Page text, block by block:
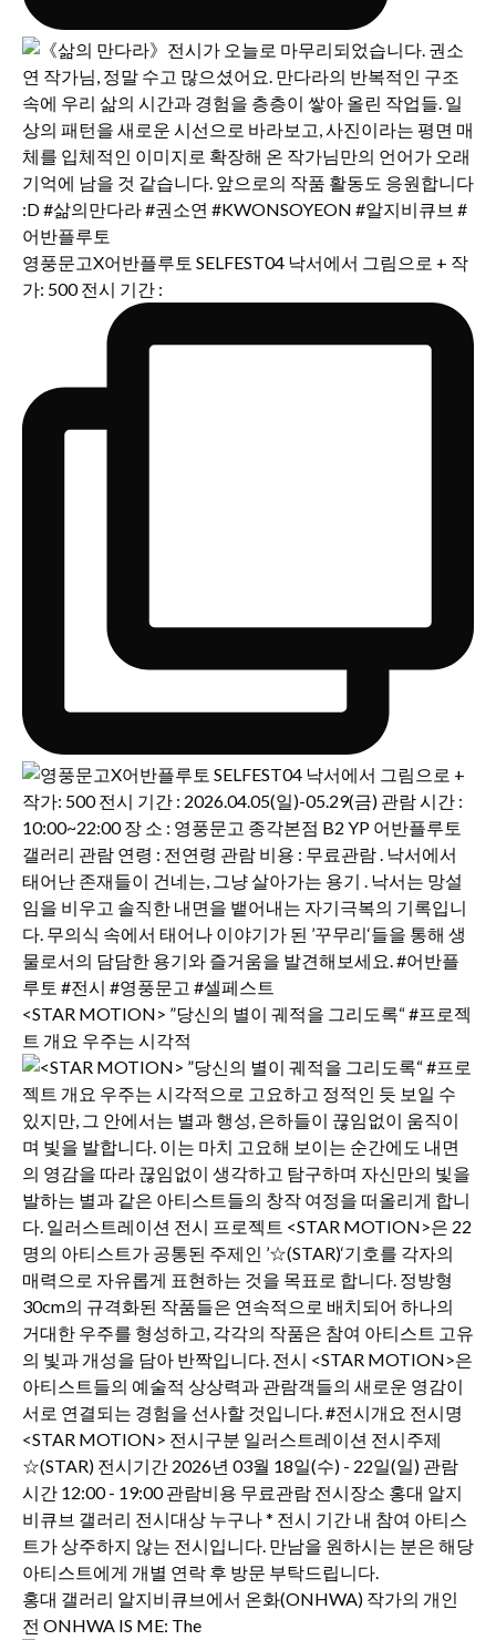
영풍문고X어반플루토 SELFEST04 낙서에서 그림으로 + 작
가: 500 전시 기간 :
<STAR MOTION> ”당신의 별이 궤적을 그리도록“ #프로젝
트 개요 우주는 시각적
홍대 갤러리 알지비큐브에서 온화(ONHWA) 작가의 개인
전 ONHWA IS ME: The